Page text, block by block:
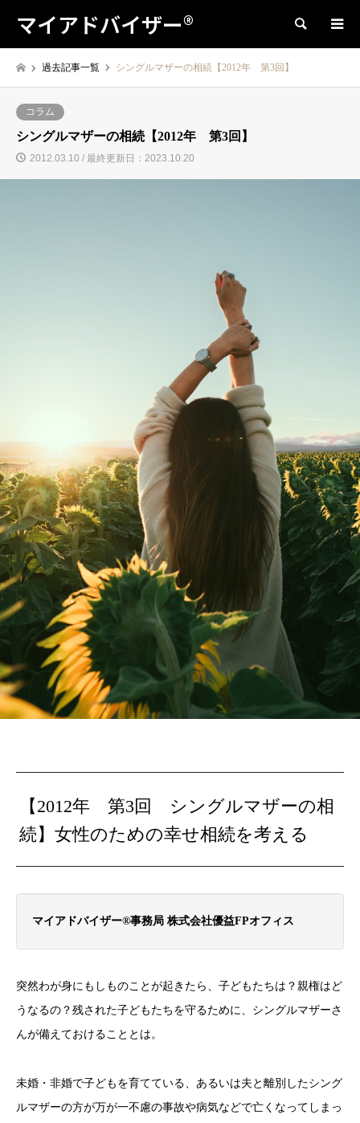
マイアドバイザー® 検索
過去記事一覧 シングルマザーの相続【2012年 第3回】
コラム
シングルマザーの相続【2012年 第3回】
2012.03.10 / 最終更新日：2023.10.20
【2012年 第3回 シングルマザーの相
続】女性のための幸せ相続を考える
マイアドバイザー®事務局 株式会社優益FPオフィス
突然わが身にもしものことが起きたら、子どもたちは？親権はど
うなるの？残された子どもたちを守るために、シングルマザーさ
んが備えておけることとは。
未婚・非婚で子どもを育てている、あるいは夫と離別したシング
ルマザーの方が万が一不慮の事故や病気などで亡くなってしまっ